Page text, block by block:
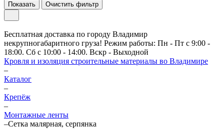
Показать
Очистить фильтр
Бесплатная доставка по городу Владимир
некрупногабаритного груза! Режим работы: Пн - Пт с 9:00 -
18:00. Сб с 10:00 - 14:00. Вскр - Выходной
Кровля и изоляция строительные материалы во Владимире
–
Каталог
–
Крепёж
–
Монтажные ленты
–Сетка малярная, серпянка